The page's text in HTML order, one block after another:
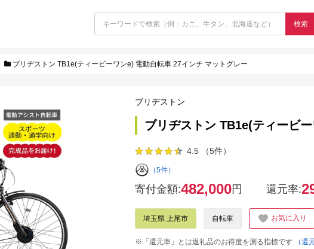
検索
ブリヂストン TB1e(ティービーワンe) 電動自転車 27インチ マットグレー
ブリヂストン
ブリヂストン TB1e(ティービ
4.5 （5件）
（5件）
寄付金額:482,000円 還元率:
埼玉県 上尾市 自転車 お気に入り
※「還元率」とは返礼品のお得度を測る指標です
（還